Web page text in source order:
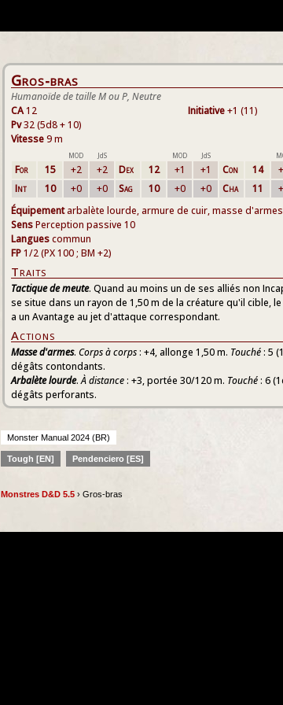
Gros-bras
Humanoïde de taille M ou P, Neutre
Initiative+1 (11)
CA12
Pv32 (5d8 + 10)
Vitesse9 m
MOD JdS MOD JdS
For 15 +2 +2 Dex 12 +1 +1 Con 14
Int
10 +0 +0 Sag 10 +0 +0 Cha 11
Équipementarbalète lourde, armure de cuir, masse d'armes
SensPerception passive 10
Languescommun
FP1/2 (PX 100 ; BM +2)
Traits
Tactique de meute. Quand au moins un de ses alliés non
se situe dans un rayon de 1,50 m de la créature qu'il cible,
a un Avantage au jet d'attaque correspondant.
Actions
Masse d'armes. Corps à corps: +4, allonge 1,50 m. Touché: 5
dégâts contondants.
Arbalète lourde.À distance: +3, portée 30/120 m. Touché: 6
dégâts perforants.
Monster Manual 2024 (BR)
Tough [EN] Pendenciero [ES]
Monstres D&D 5.5 › Gros-bras